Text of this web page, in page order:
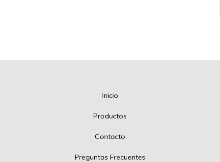
Inicio
Productos
Contacto
Preguntas Frecuentes